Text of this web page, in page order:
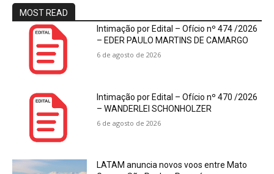
MOST READ
Intimação por Edital – Ofício nº 474 /2026
– EDER PAULO MARTINS DE CAMARGO
6 de agosto de 2026
Intimação por Edital – Ofício nº 470 /2026
– WANDERLEI SCHONHOLZER
6 de agosto de 2026
LATAM anuncia novos voos entre Mato